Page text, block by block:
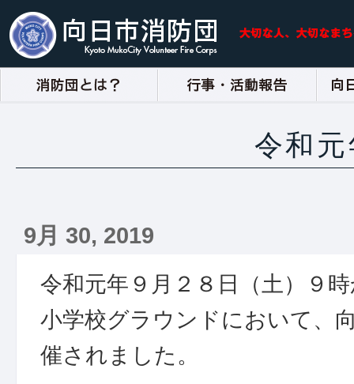
令和
9月 30, 2019
令和元年９月２８日（土）９
小学校グラウンドにおいて、
催されました。